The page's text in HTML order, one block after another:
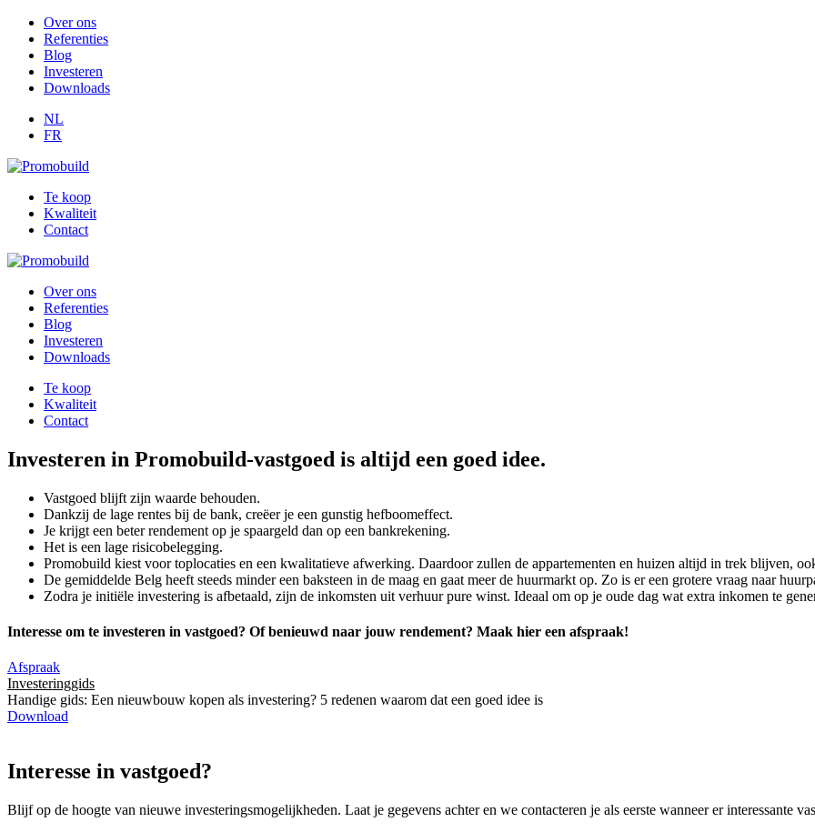
Over ons
Referenties
Blog
Investeren
Downloads
NL
FR
Te koop
Kwaliteit
Contact
Over ons
Referenties
Blog
Investeren
Downloads
Te koop
Kwaliteit
Contact
Investeren in Promobuild-vastgoed is altijd een goed idee.
Vastgoed blijft zijn waarde behouden.
Dankzij de lage rentes bij de bank, creëer je een gunstig hefboomeffect.
Je krijgt een beter rendement op je spaargeld dan op een bankrekening.
Het is een lage risicobelegging.
Promobuild kiest voor toplocaties en een kwalitatieve afwerking. Daardoor zullen de appartementen en huizen altijd in trek blijven,
De gemiddelde Belg heeft steeds minder een baksteen in de maag en gaat meer de huurmarkt op. Zo is er een grotere vraag naar
Zodra je initiële investering is afbetaald, zijn de inkomsten uit verhuur pure winst. Ideaal om op je oude dag wat extra inkomen te
Interesse om te investeren in vastgoed? Of benieuwd naar jouw rendement? Maak hier een afspraak!
Afspraak
Investeringgids
Handige gids: Een nieuwbouw kopen als investering? 5 redenen waarom dat een goed idee is
Download
Interesse in vastgoed?
Blijf op de hoogte van nieuwe investeringsmogelijkheden. Laat je gegevens achter en we contacteren je als eerste wanneer er interessante